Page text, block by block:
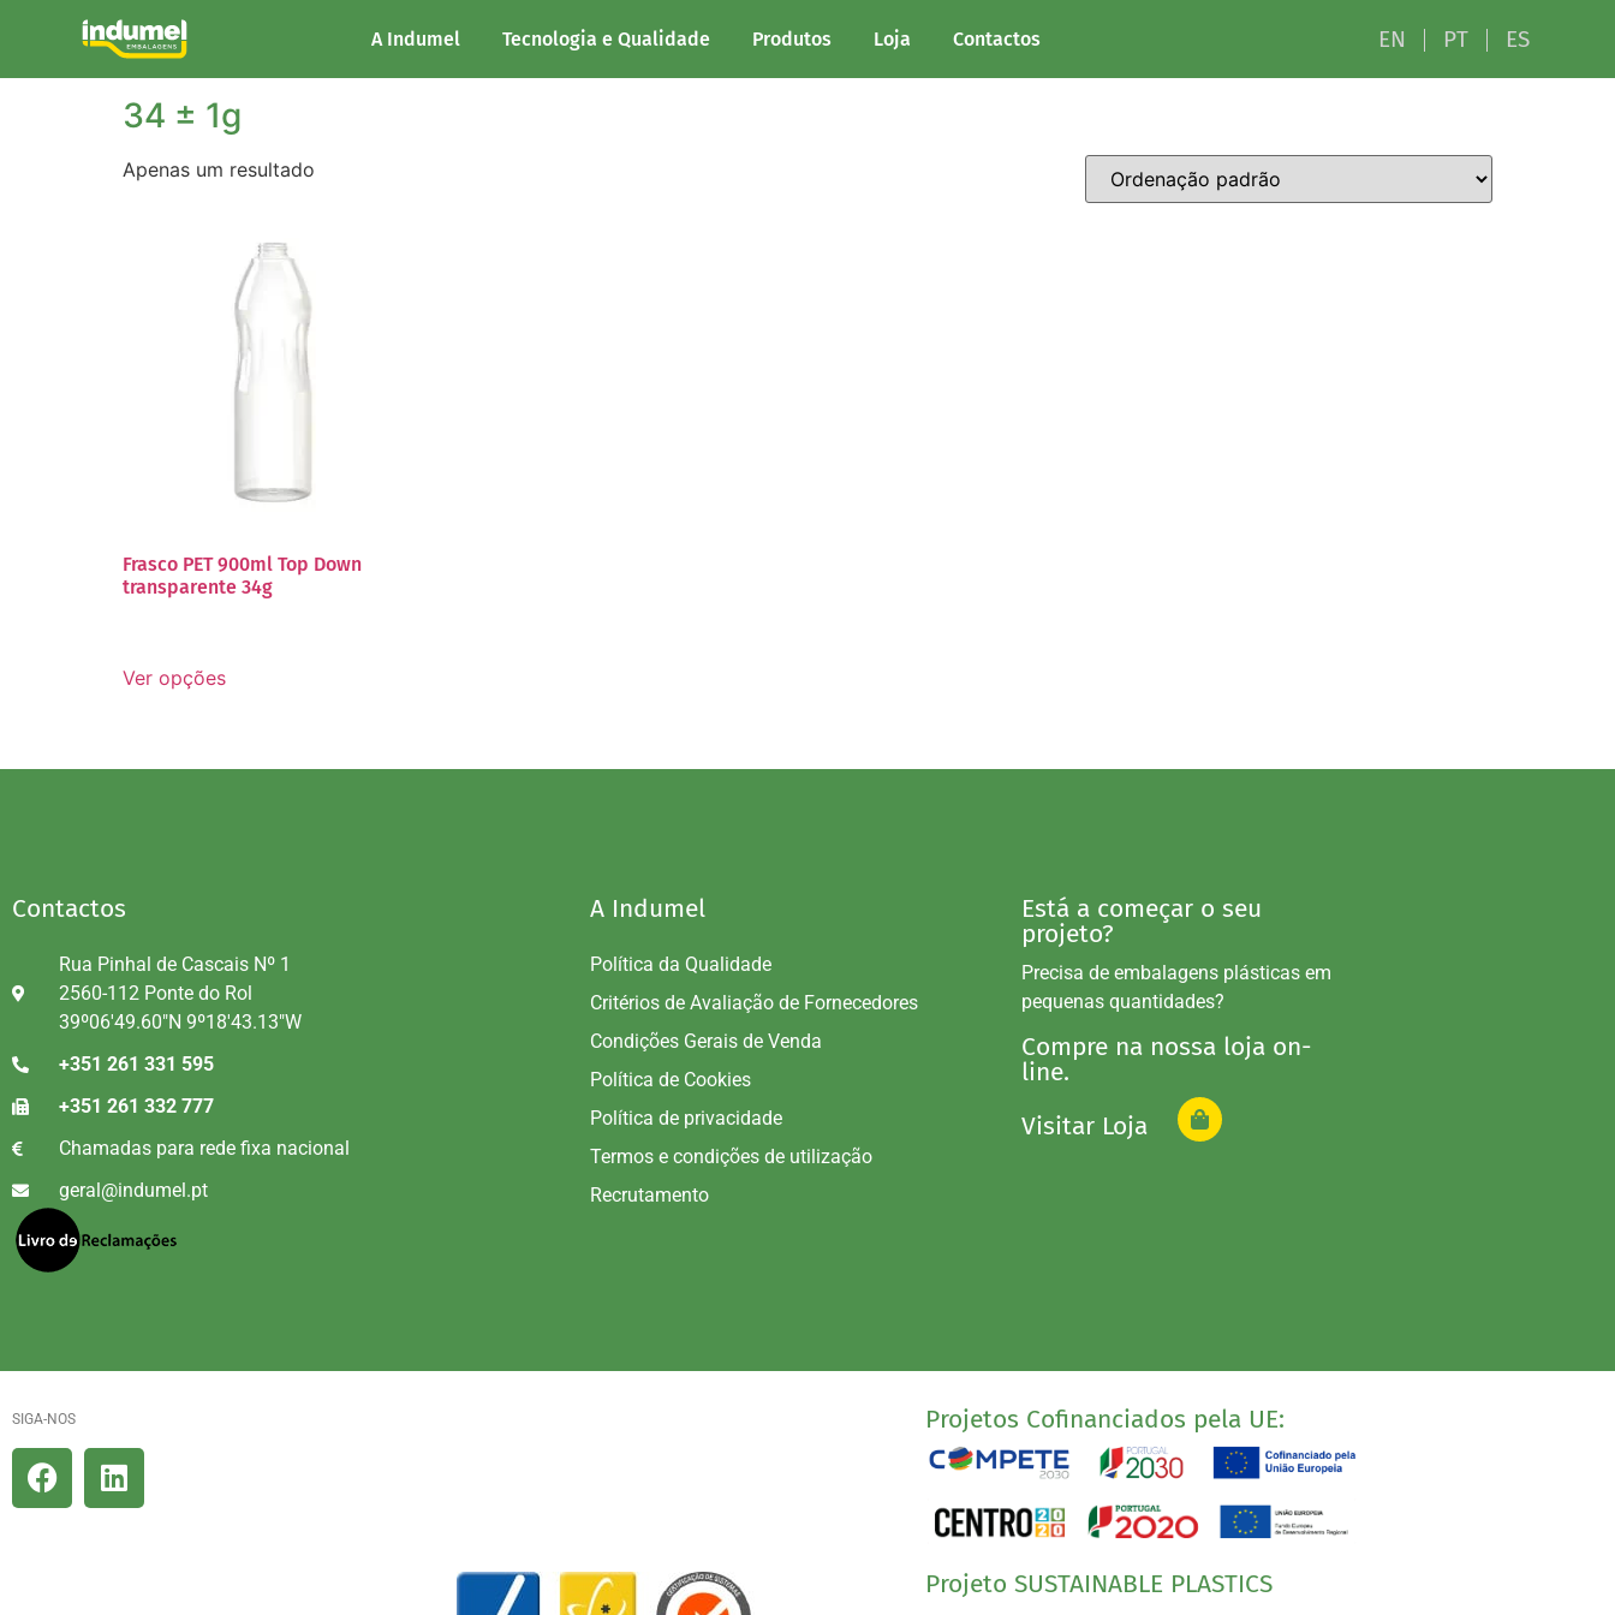
A Indumel Tecnologia e Qualidade Produtos Loja Contactos EN PT ES
/ Peso do produto / 34 ± 1g
34 ± 1g
Apenas um resultado
Frasco PET 900ml Top Down
transparente 34g
Ver opções
Contactos
Rua Pinhal de Cascais Nº 1
2560-112 Ponte do Rol
39º06'49.60"N 9º18'43.13"W
+351 261 331 595
+351 261 332 777
Chamadas para rede fixa nacional
geral@indumel.pt
A Indumel
Política da Qualidade
Critérios de Avaliação de Fornecedores
Condições Gerais de Venda
Política de Cookies
Política de privacidade
Termos e condições de utilização
Recrutamento
Está a começar o seu
projeto?
Precisa de embalagens plásticas em
pequenas quantidades?
Compre na nossa loja on-
line.
Visitar Loja
SIGA-NOS Projetos Cofinanciados pela UE:
Projeto SUSTAINABLE PLASTICS